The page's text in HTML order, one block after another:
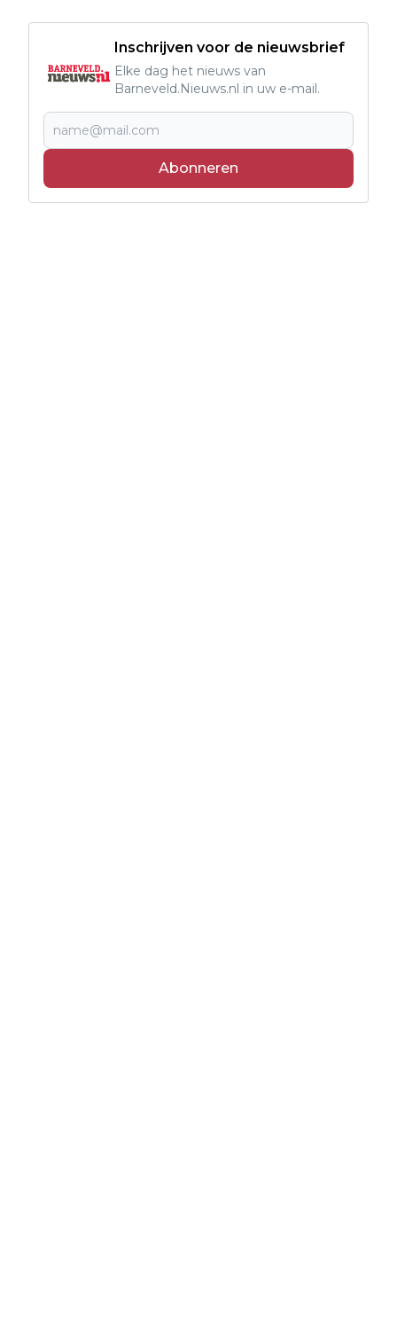
Inschrijven voor de nieuwsbrief
Elke dag het nieuws van
Barneveld.Nieuws.nl in uw e-mail.
Abonneren